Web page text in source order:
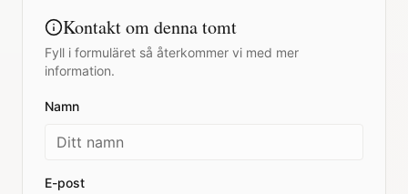
Kontakt om denna tomt
Fyll i formuläret så återkommer vi med mer
information.
Namn
E-post